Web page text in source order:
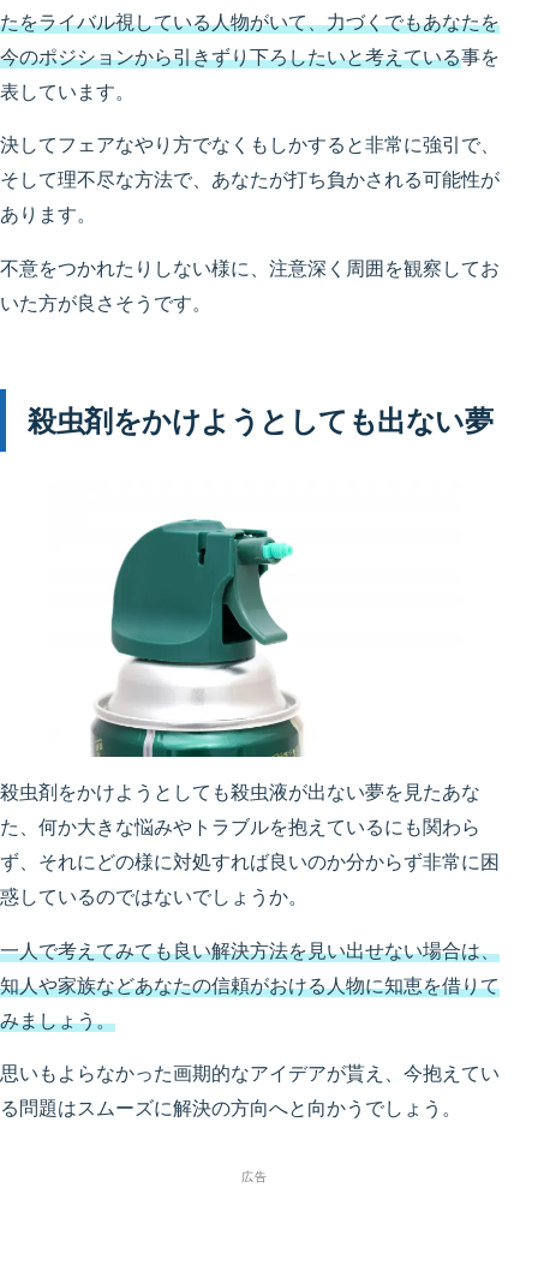
たをライバル視している人物がいて、力づくでもあなたを
今のポジションから引きずり下ろしたいと考えている事を
表しています。
決してフェアなやり方でなくもしかすると非常に強引で、
そして理不尽な方法で、あなたが打ち負かされる可能性が
あります。
不意をつかれたりしない様に、注意深く周囲を観察してお
いた方が良さそうです。
殺虫剤をかけようとしても出ない夢
殺虫剤をかけようとしても殺虫液が出ない夢を見たあな
た、何か大きな悩みやトラブルを抱えているにも関わら
ず、それにどの様に対処すれば良いのか分からず非常に困
惑しているのではないでしょうか。
一人で考えてみても良い解決方法を見い出せない場合は、
知人や家族などあなたの信頼がおける人物に知恵を借りて
みましょう。
思いもよらなかった画期的なアイデアが貰え、今抱えてい
る問題はスムーズに解決の方向へと向かうでしょう。
広告